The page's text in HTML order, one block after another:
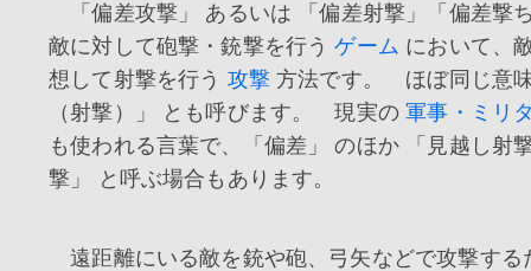
「偏差攻撃」 あるいは 「偏差射撃」「偏差撃
敵に対して砲撃・銃撃を行うゲーム において、
想して射撃を行う 攻撃方法です。 ほぼ同じ意
（射撃）」 とも呼びます。 現実の軍事・ミリ
も使われる言葉で、「偏差」 のほか 「見越し射
撃」 と呼ぶ場合もあります。
遠距離にいる敵を銃や砲、弓矢などで攻撃する